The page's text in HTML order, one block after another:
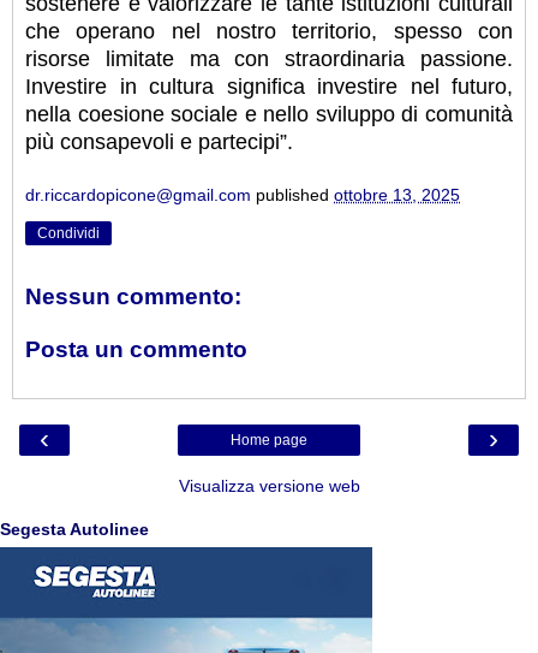
che operano nel nostro territorio, spesso con
risorse limitate ma con straordinaria passione.
Investire in cultura significa investire nel futuro,
nella coesione sociale e nello sviluppo di comunità
più consapevoli e partecipi”.
dr.riccardopicone@gmail.com published ottobre 13, 2025
Condividi
Nessun commento:
Posta un commento
‹ ›
Home page
Visualizza versione web
Segesta Autolinee